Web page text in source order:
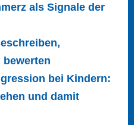
als Signale der
bewerten
bei Kindern:
und damit